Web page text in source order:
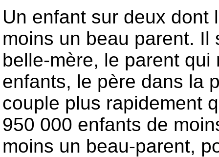
Un enfant sur deux dont
moins un beau parent.
belle-mère, le parent
enfants, le père dans la
couple plus rapidement
950 000 enfants de
moins un beau-parent,